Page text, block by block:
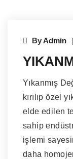
ByAdmin
Yıkanmış
kırılıp özel
elde edilen
sahip
işlemi
daha